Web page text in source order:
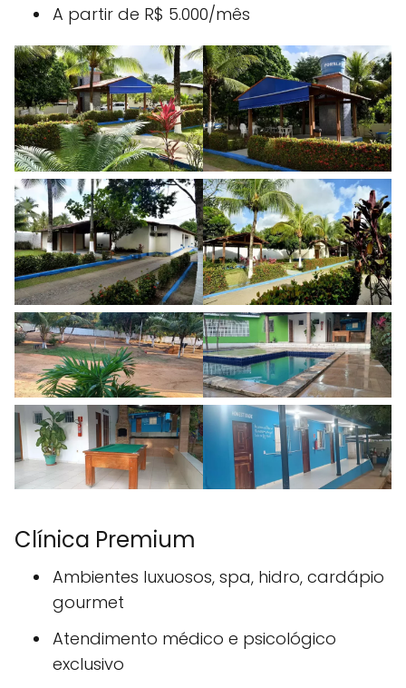
A partir de R$ 5.000/mês
Clínica Premium
Ambientes luxuosos, spa, hidro, cardápio
gourmet
Atendimento médico e psicológico
exclusivo